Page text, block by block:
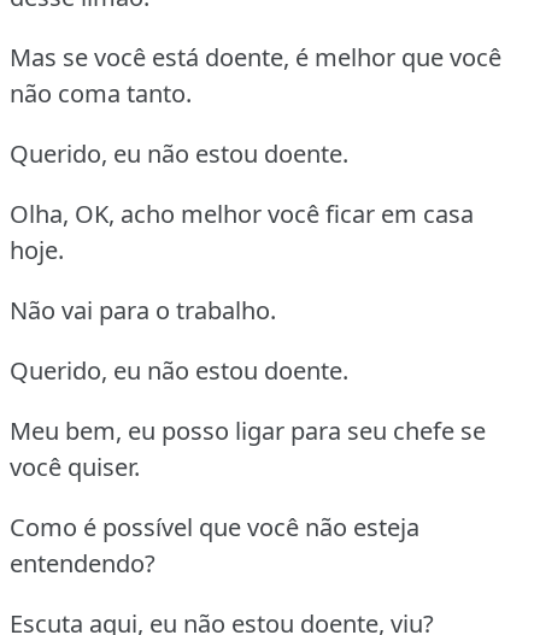
Mas se você está doente, é melhor que você
não coma tanto.
Querido, eu não estou doente.
Olha, OK, acho melhor você ficar em casa
hoje.
Não vai para o trabalho.
Querido, eu não estou doente.
Meu bem, eu posso ligar para seu chefe se
você quiser.
Como é possível que você não esteja
entendendo?
Escuta aqui, eu não estou doente, viu?